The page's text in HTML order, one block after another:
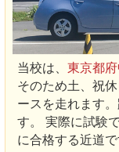
当校は、東京都
そのため土、祝
ースを走れます
す。 実際に試験
に合格する近道で